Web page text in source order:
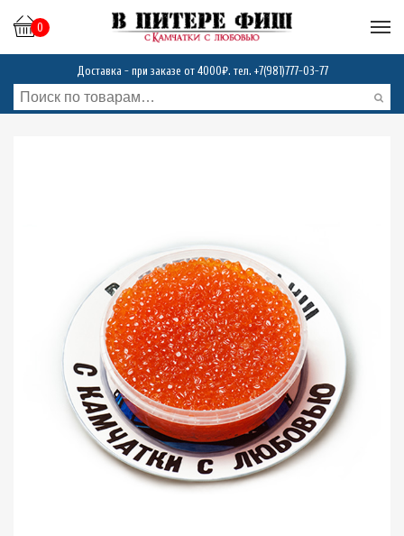
0
Доставка - при заказе от 4000₽. тел. +7(981)777-03-77